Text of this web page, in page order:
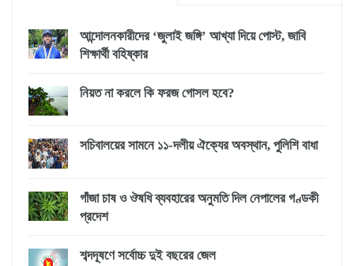
আন্দোলনকারীদের ‘জুলাই জঙ্গি’ আখ্যা দিয়ে পোস্ট, জাবি
শিক্ষার্থী বহিষ্কার
নিয়ত না করলে কি ফরজ গোসল হবে?
সচিবালয়ের সামনে ১১-দলীয় ঐক্যের অবস্থান, পুলিশি বাধা
গাঁজা চাষ ও ঔষধি ব্যবহারের অনুমতি দিল নেপালের গণ্ডকী
প্রদেশ
শব্দদূষণে সর্বোচ্চ দুই বছরের জেল